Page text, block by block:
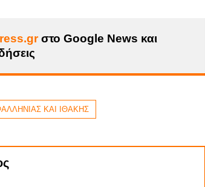
στο Google News και
ΚΑΙ ΙΘΑΚΗΣ